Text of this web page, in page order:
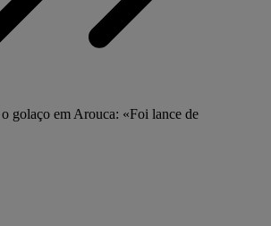
golaço em Arouca: «Foi lance de